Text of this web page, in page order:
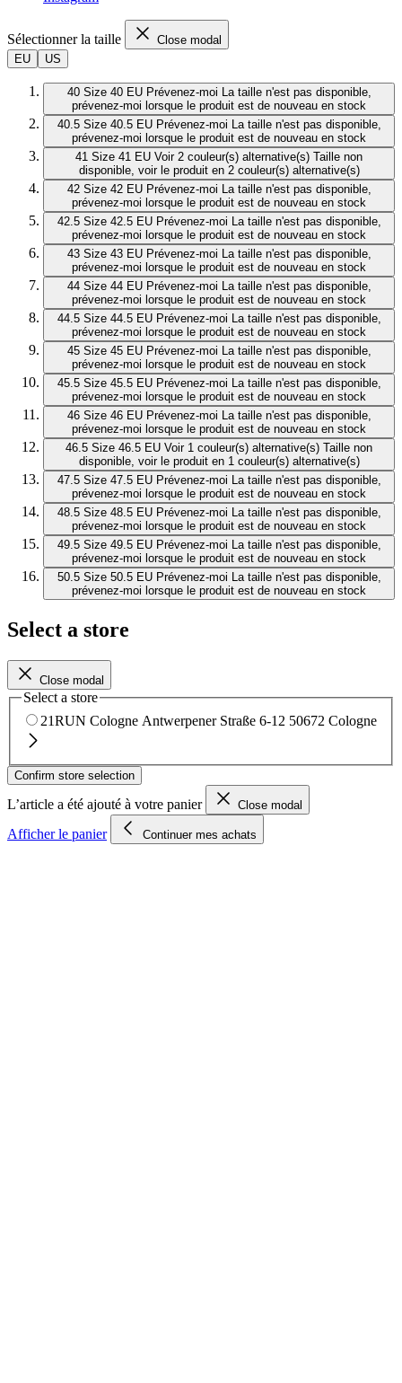
Sélectionner la taille
Close modal
EU
US
40 Size 40 EU Prévenez-moi La taille n'est pas disponible,
prévenez-moi lorsque le produit est de nouveau en stock
40.5 Size 40.5 EU Prévenez-moi La taille n'est pas disponible,
prévenez-moi lorsque le produit est de nouveau en stock
41 Size 41 EU Voir 2 couleur(s) alternative(s) Taille non
disponible, voir le produit en 2 couleur(s) alternative(s)
42 Size 42 EU Prévenez-moi La taille n'est pas disponible,
prévenez-moi lorsque le produit est de nouveau en stock
42.5 Size 42.5 EU Prévenez-moi La taille n'est pas disponible,
prévenez-moi lorsque le produit est de nouveau en stock
43 Size 43 EU Prévenez-moi La taille n'est pas disponible,
prévenez-moi lorsque le produit est de nouveau en stock
44 Size 44 EU Prévenez-moi La taille n'est pas disponible,
prévenez-moi lorsque le produit est de nouveau en stock
44.5 Size 44.5 EU Prévenez-moi La taille n'est pas disponible,
prévenez-moi lorsque le produit est de nouveau en stock
45 Size 45 EU Prévenez-moi La taille n'est pas disponible,
prévenez-moi lorsque le produit est de nouveau en stock
45.5 Size 45.5 EU Prévenez-moi La taille n'est pas disponible,
prévenez-moi lorsque le produit est de nouveau en stock
46 Size 46 EU Prévenez-moi La taille n'est pas disponible,
prévenez-moi lorsque le produit est de nouveau en stock
46.5 Size 46.5 EU Voir 1 couleur(s) alternative(s) Taille non
disponible, voir le produit en 1 couleur(s) alternative(s)
47.5 Size 47.5 EU Prévenez-moi La taille n'est pas disponible,
prévenez-moi lorsque le produit est de nouveau en stock
48.5 Size 48.5 EU Prévenez-moi La taille n'est pas disponible,
prévenez-moi lorsque le produit est de nouveau en stock
49.5 Size 49.5 EU Prévenez-moi La taille n'est pas disponible,
prévenez-moi lorsque le produit est de nouveau en stock
50.5 Size 50.5 EU Prévenez-moi La taille n'est pas disponible,
prévenez-moi lorsque le produit est de nouveau en stock
Select a store
Close modal
Select a store
21RUN Cologne Antwerpener Straße 6-12 50672 Cologne
Confirm store selection
L’article a été ajouté à votre panier Close modal
Afficher le panier Continuer mes achats